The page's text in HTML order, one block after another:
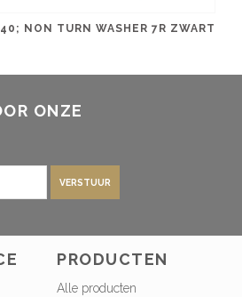
NON TURN WASHER 7R ZWART
ONZE
VERSTUUR
PRODUCTEN
Alle producten